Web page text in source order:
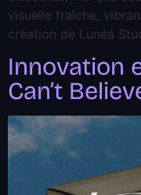
visuelle fraîche,
création de Lunéa
Innovation
Can’t